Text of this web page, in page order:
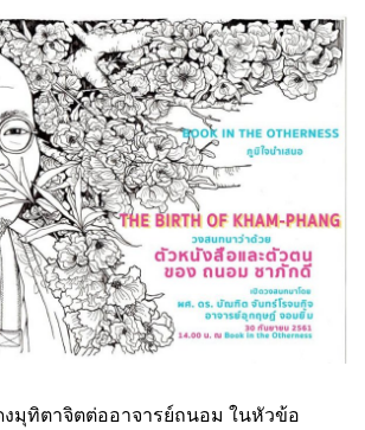
มุทิตาจิตต่ออาจารย์ถนอม ในหัวข้อ